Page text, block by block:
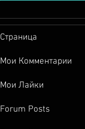
Страница
Мои Комментарии
Мои Лайки
Forum Posts